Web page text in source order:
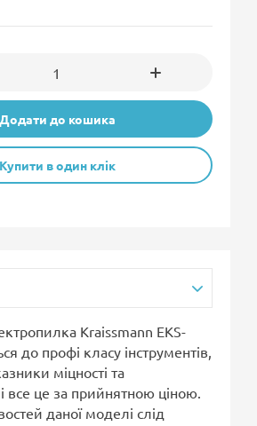
Додати до кошика
Купити в один клік
Kraissmann EKS-
до профі класу інструментів,
міцності та
і все це за прийнятною ціною.
даної моделі слід